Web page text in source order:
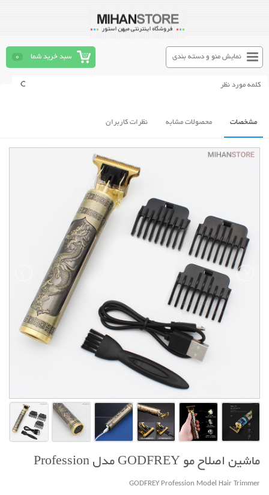
سبد خرید شما 0 نمایش منو و دسته بندی
مشخصات محصولات مشابه نظرات کاربران
ماشین اصلاح مو GODFREY مدل Profession
GODFREY Profession Model Hair Trimmer